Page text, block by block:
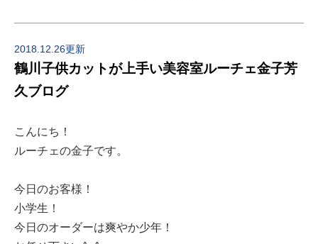
2018.12.26更新
鶴川子供カットが上手い美容室ルーチェ金子芳
久ブログ
こんにち！
ルーチェの金子です。
今日のお客様！
小学生！
今日のオーダーは爽やか少年！